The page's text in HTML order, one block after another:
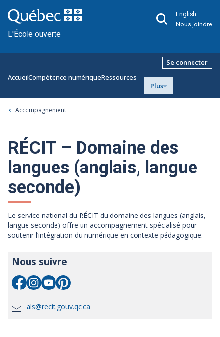
L'École ouverte
English
Nous joindre
AccueilCompétence numériqueRessources
Plus
Se connecter
Accompagnement
RÉCIT – Domaine des
langues (anglais, langue
seconde)
Le service national du RÉCIT du domaine des langues (anglais,
langue seconde) offre un accompagnement spécialisé pour
soutenir l’intégration du numérique en contexte pédagogique.
Nous suivre
als@recit.gouv.qc.ca